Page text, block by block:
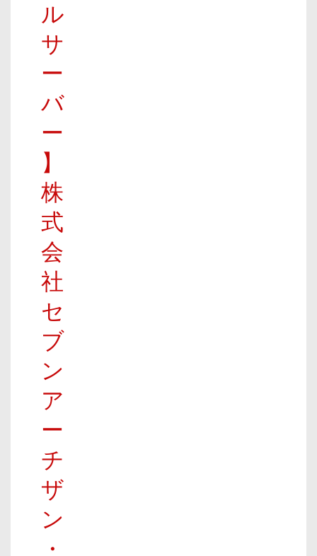
ル
サ
ー
バ
ー
】
株
式
会
社
セ
ブ
ン
ア
ー
チ
ザ
ン
・